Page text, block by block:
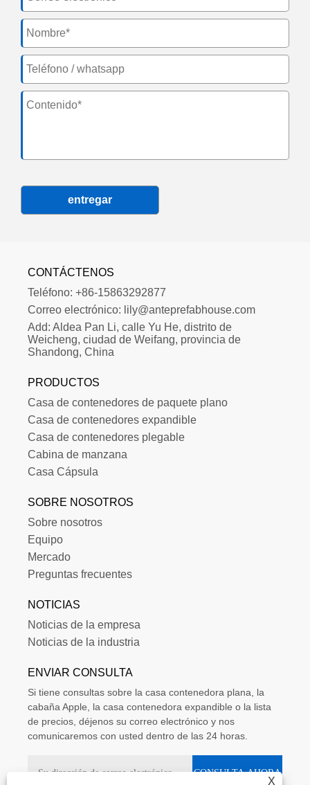
entregar
CONTÁCTENOS
Teléfono: +86-15863292877
Correo electrónico: lily@anteprefabhouse.com
Add: Aldea Pan Li, calle Yu He, distrito de
Weicheng, ciudad de Weifang, provincia de
Shandong, China
PRODUCTOS
Casa de contenedores de paquete plano
Casa de contenedores expandible
Casa de contenedores plegable
Cabina de manzana
Casa Cápsula
SOBRE NOSOTROS
Sobre nosotros
Equipo
Mercado
Preguntas frecuentes
NOTICIAS
Noticias de la empresa
Noticias de la industria
ENVIAR CONSULTA
Si tiene consultas sobre la casa contenedora plana, la
cabaña Apple, la casa contenedora expandible o la lista
de precios, déjenos su correo electrónico y nos
comunicaremos con usted dentro de las 24 horas.
X